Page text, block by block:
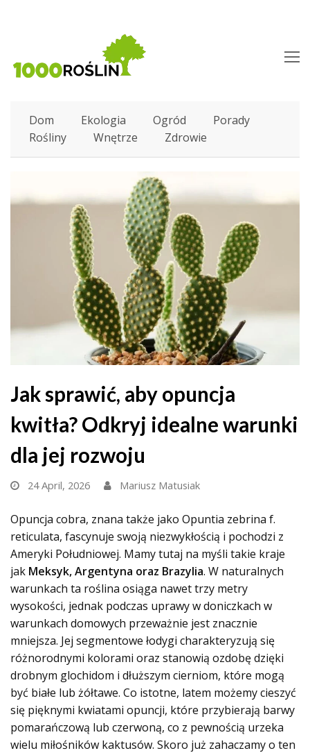
Dom Ekologia Ogród
Porady
Rośliny
Wnętrze Zdrowie
Jak sprawić, aby opuncja
kwitła? Odkryj idealne warunki
dla jej rozwoju
24 April, 2026 Mariusz Matusiak
Opuncja cobra, znana także jako Opuntia zebrina f.
reticulata, fascynuje swoją niezwykłością i pochodzi z
Ameryki Południowej. Mamy tutaj na myśli takie kraje
jak Meksyk, Argentyna oraz Brazylia. W naturalnych
warunkach ta roślina osiąga nawet trzy metry
wysokości, jednak podczas uprawy w doniczkach w
warunkach domowych przeważnie jest znacznie
mniejsza. Jej segmentowe łodygi charakteryzują się
różnorodnymi kolorami oraz stanowią ozdobę dzięki
drobnym glochidom i dłuższym cierniom, które mogą
być białe lub żółtawe. Co istotne, latem możemy cieszyć
się pięknymi kwiatami opuncji, które przybierają barwy
pomarańczową lub czerwoną, co z pewnością urzeka
wielu miłośników kaktusów. Skoro już zahaczamy o ten